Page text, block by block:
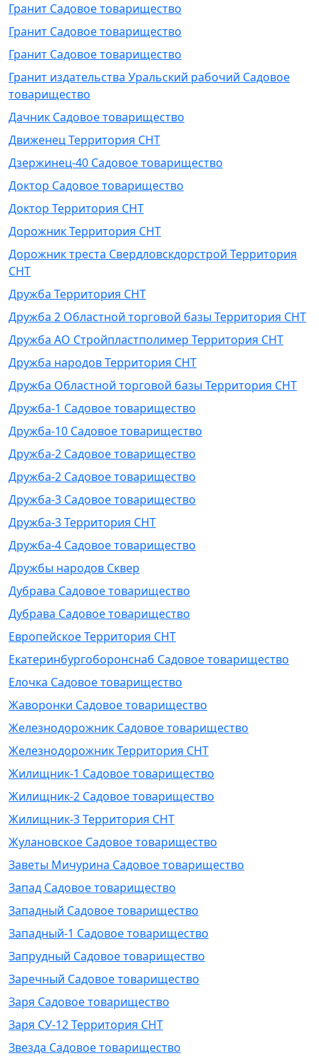
Гранит Садовое товарищество
Гранит Садовое товарищество
Гранит Садовое товарищество
Гранит издательства Уральский рабочий Садовое
товарищество
Дачник Садовое товарищество
Движенец Территория СНТ
Дзержинец-40 Садовое товарищество
Доктор Садовое товарищество
Доктор Территория СНТ
Дорожник Территория СНТ
Дорожник треста Свердловскдорстрой Территория
СНТ
Дружба Территория СНТ
Дружба 2 Областной торговой базы Территория СНТ
Дружба АО Стройпластполимер Территория СНТ
Дружба народов Территория СНТ
Дружба Областной торговой базы Территория СНТ
Дружба-1 Садовое товарищество
Дружба-10 Садовое товарищество
Дружба-2 Садовое товарищество
Дружба-2 Садовое товарищество
Дружба-3 Садовое товарищество
Дружба-3 Территория СНТ
Дружба-4 Садовое товарищество
Дружбы народов Сквер
Дубрава Садовое товарищество
Дубрава Садовое товарищество
Европейское Территория СНТ
Екатеринбургоборонснаб Садовое товарищество
Елочка Садовое товарищество
Жаворонки Садовое товарищество
Железнодорожник Садовое товарищество
Железнодорожник Территория СНТ
Жилищник-1 Садовое товарищество
Жилищник-2 Садовое товарищество
Жилищник-3 Территория СНТ
Жулановское Садовое товарищество
Заветы Мичурина Садовое товарищество
Запад Садовое товарищество
Западный Садовое товарищество
Западный-1 Садовое товарищество
Запрудный Садовое товарищество
Заречный Садовое товарищество
Заря Садовое товарищество
Заря СУ-12 Территория СНТ
Звезда Садовое товарищество